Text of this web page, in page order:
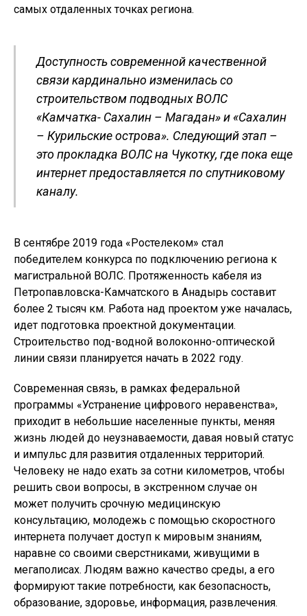
самых отдаленных точках региона.
Доступность современной качественной
связи кардинально изменилась со
строительством подводных ВОЛС
«Камчатка- Сахалин – Магадан» и «Сахалин
– Курильские острова». Следующий этап –
это прокладка ВОЛС на Чукотку, где пока еще
интернет предоставляется по спутниковому
каналу.
В сентябре 2019 года «Ростелеком» стал
победителем конкурса по подключению региона к
магистральной ВОЛС. Протяженность кабеля из
Петропавловска-Камчатского в Анадырь составит
более 2 тысяч км. Работа над проектом уже началась,
идет подготовка проектной документации.
Строительство под-водной волоконно-оптической
линии связи планируется начать в 2022 году.
Современная связь, в рамках федеральной
программы «Устранение цифрового неравенства»,
приходит в небольшие населенные пункты, меняя
жизнь людей до неузнаваемости, давая новый статус
и импульс для развития отдаленных территорий.
Человеку не надо ехать за сотни километров, чтобы
решить свои вопросы, в экстренном случае он
может получить срочную медицинскую
консультацию, молодежь с помощью скоростного
интернета получает доступ к мировым знаниям,
наравне со своими сверстниками, живущими в
мегаполисах. Людям важно качество среды, а его
формируют такие потребности, как безопасность,
образование, здоровье, информация, развлечения.